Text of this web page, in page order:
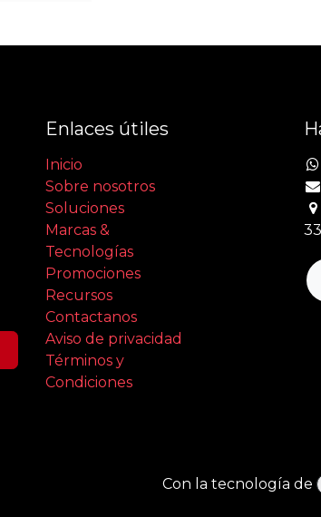
Enlaces útiles
Inicio
Sobre nosotros
Soluciones
Marcas &
Tecnologías
Promociones
Recursos
Contactanos
Aviso de privacidad
Términos y
Condiciones
Con la tecnología de